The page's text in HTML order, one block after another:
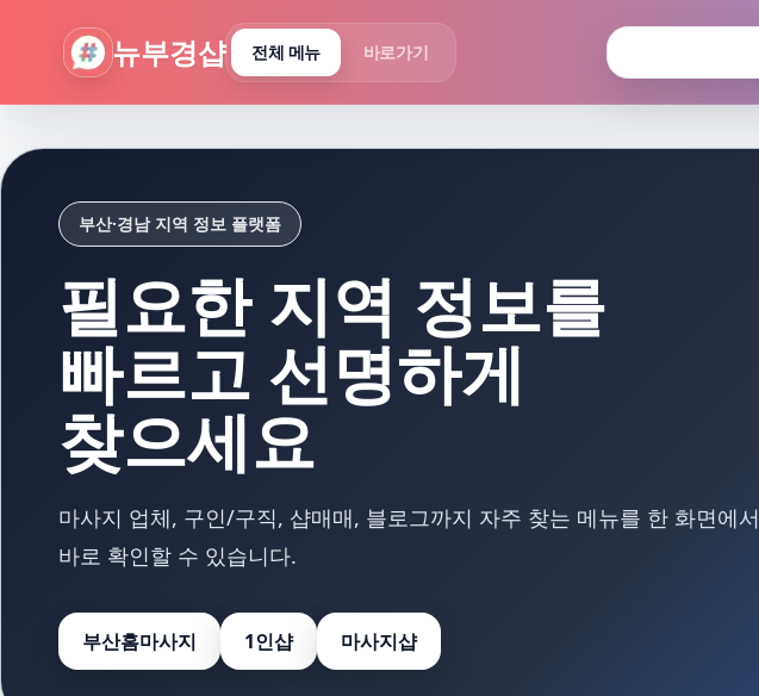
뉴부경샵 전체 메뉴 바로가기
부산·경남 지역 정보 플랫폼
필요한 지역 정보를
빠르고 선명하게
찾으세요
마사지 업체, 구인/구직, 샵매매, 블로그까지 자주 찾는 메뉴를 한 화면에서
바로 확인할 수 있습니다.
부산홈마사지 1인샵 마사지샵